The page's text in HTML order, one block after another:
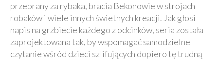
przebrany za rybaka, bracia Bekonowie w strojach
robaków i wiele innych świetnych kreacji. Jak głosi
napis na grzbiecie każdego z odcinków, seria została
zaprojektowana tak, by wspomagać samodzielne
czytanie wśród dzieci szlifujących dopiero tę trudną